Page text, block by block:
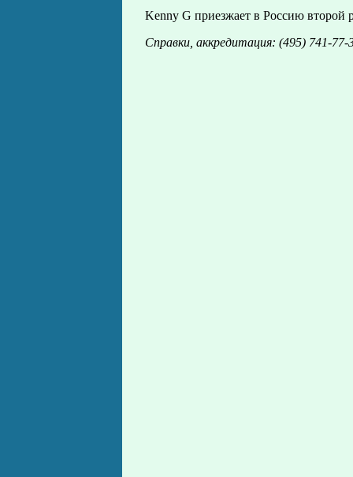
Kenny G приезжает в Россию второй
Справки, аккредитация: (495) 741-77-